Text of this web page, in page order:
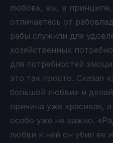
любовь, вы, в
отличаетесь от
рабы служили для
хозяйственных
для потребностей
это так просто. Сказал
большой любви» и
причина уже красивая,
особо уже не важно.
любви к ней он убил ее